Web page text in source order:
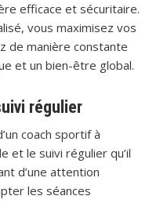
efficace et sécuritaire.
vous maximisez vos
de manière constante
et un bien-être global.
régulier
coach sportif à
et le suivi régulier qu’il
d’une attention
les séances